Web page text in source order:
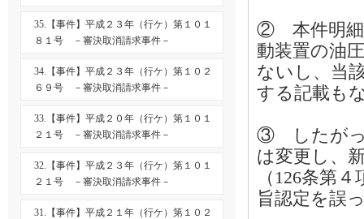
② 本件明細
動装置の油
ないし、当
する記載も
③ したがっ
は変更し、
（126条第
旨認定を誤
35.【事件】平成２３年（行ケ）第１０１
８１号 －審決取消請求事件－
34.【事件】平成２３年（行ケ）第１０２
６９号 －審決取消請求事件－
33.【事件】平成２０年（行ケ）第１０１
２１号 －審決取消請求事件－
32.【事件】平成２３年（行ケ）第１０１
２１号 －審決取消請求事件－
31.【事件】平成２１年（行ケ）第１０２